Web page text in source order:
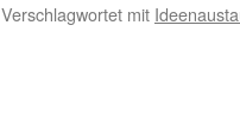
Verschlagwortet mit